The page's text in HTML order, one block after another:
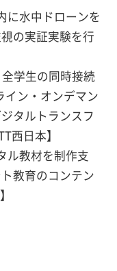
に水中ドローンを
の実証実験を行
学生の同時接続
イン・オンデマン
タルトランスフ
西日本】
ル教材を制作支
教育のコンテン